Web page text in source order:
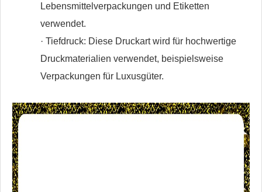
Lebensmittelverpackungen und Etiketten
verwendet.
· Tiefdruck: Diese Druckart wird für hochwertige
Druckmaterialien verwendet, beispielsweise
Verpackungen für Luxusgüter.